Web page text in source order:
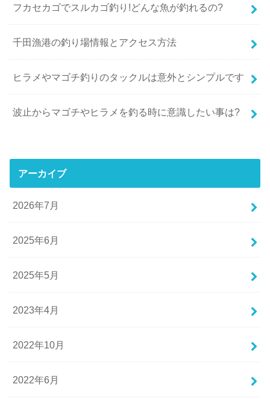
フカセカゴでスルカゴ釣り!どんな魚が釣れるの?
千田漁港の釣り場情報とアクセス方法
ヒラメやマゴチ釣りのタックルは意外とシンプルです
波止からマゴチやヒラメを釣る時に意識したい事は?
アーカイブ
2026年7月
2025年6月
2025年5月
2023年4月
2022年10月
2022年6月